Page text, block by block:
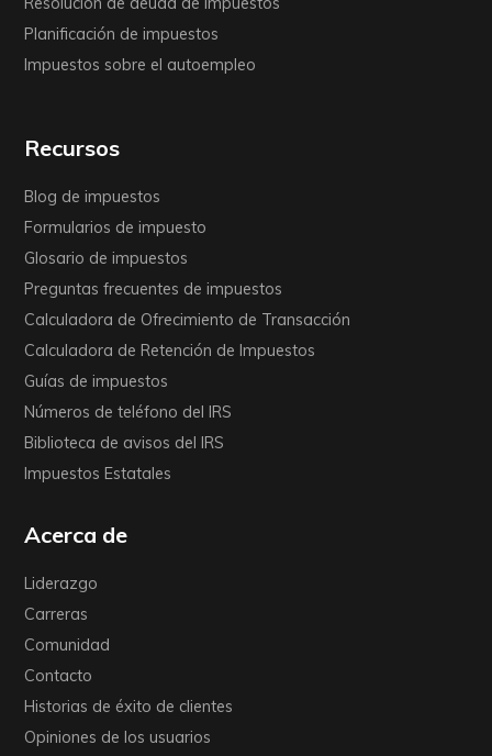
Planificación de impuestos
Impuestos sobre el autoempleo
Recursos
Blog de impuestos
Formularios de impuesto
Glosario de impuestos
Preguntas frecuentes de impuestos
Calculadora de Ofrecimiento de Transacción
Calculadora de Retención de Impuestos
Guías de impuestos
Números de teléfono del IRS
Biblioteca de avisos del IRS
Impuestos Estatales
Acerca de
Liderazgo
Carreras
Comunidad
Contacto
Historias de éxito de clientes
Opiniones de los usuarios